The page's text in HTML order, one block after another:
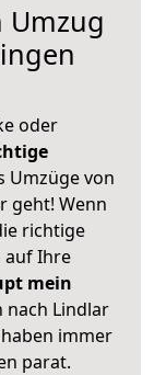
Umzug
oder
Umzüge von
geht! Wenn
richtige
auf Ihre
mein
nach Lindlar
immer
parat.